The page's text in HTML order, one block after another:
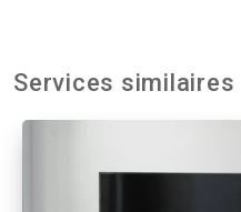
Services similaires